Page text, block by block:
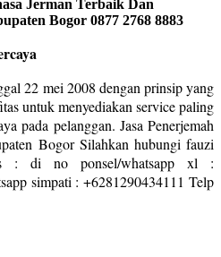
Jerman Terbaik Dan
Bogor 0877 2768 8883
22 mei 2008 dengan prinsip yang
untuk menyediakan service paling
pada pelanggan. Jasa Penerjemah
Bogor Silahkan hubungi fauzi
: di no ponsel/whatsapp xl :
simpati : +6281290434111 Telp